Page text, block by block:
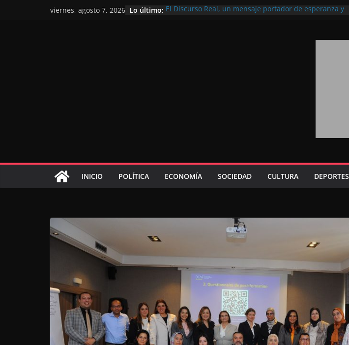
viernes, agosto 7, 2026 Lo último: El Discurso Real, un mensaje portador de esperanza y
Extranjero: al servicio de los grandes proyectos de
INICIO POLÍTICA ECONOMÍA SOCIEDAD CULTURA DEPORTES